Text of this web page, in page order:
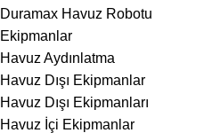
Duramax Havuz Robotu
Ekipmanlar
Havuz Aydınlatma
Havuz Dışı Ekipmanlar
Havuz Dışı Ekipmanları
Havuz İçi Ekipmanlar